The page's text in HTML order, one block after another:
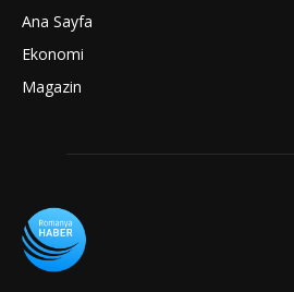
Ana Sayfa
Ekonomi
Magazin